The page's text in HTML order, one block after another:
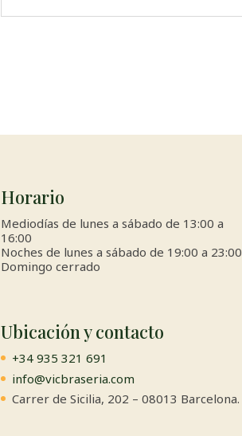
Horario
Mediodías de lunes a sábado de 13:00 a
16:00
Noches de lunes a sábado de 19:00 a 23:00
Domingo cerrado
Ubicación y contacto
+34 935 321 691
info@vicbraseria.com
Carrer de Sicilia, 202 – 08013 Barcelona.